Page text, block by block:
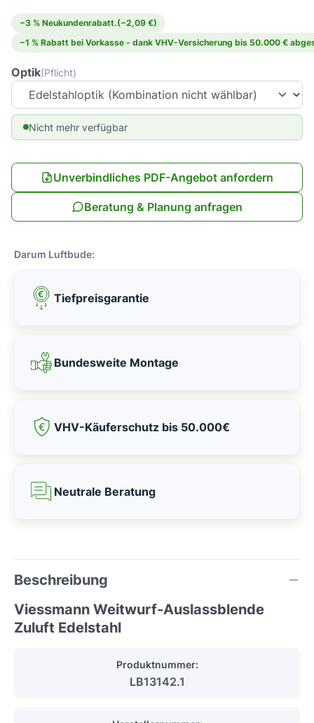
−3 % Neukundenrabatt.(−2,09 €)
−1 % Rabatt bei Vorkasse - dank VHV-Versicherung bis 50.000 €
Optik(Pflicht)
Nicht mehr verfügbar
Unverbindliches PDF-Angebot anfordern
Beratung & Planung anfragen
Darum Luftbude:
Tiefpreisgarantie
Bundesweite Montage
VHV-Käuferschutz bis 50.000€
Neutrale Beratung
Beschreibung
Viessmann Weitwurf-Auslassblende
Zuluft Edelstahl
Produktnummer:
LB13142.1